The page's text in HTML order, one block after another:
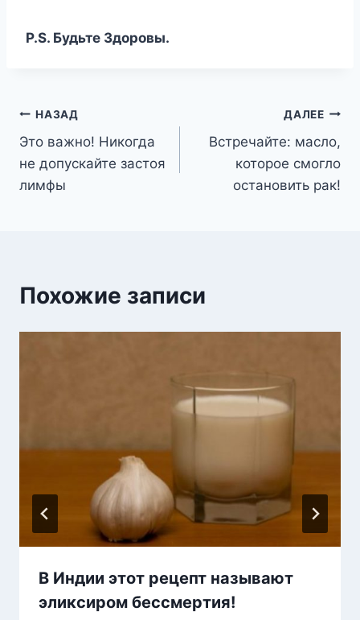
P.S. Будьте Здоровы.
Навигация
по
записям
НАЗАД
Это важно! Никогда
не допускайте застоя
лимфы
ДАЛЕЕ
Встречайте: масло,
которое смогло
остановить рак!
Похожие записи
В Индии этот рецепт называют
эликсиром бессмертия!